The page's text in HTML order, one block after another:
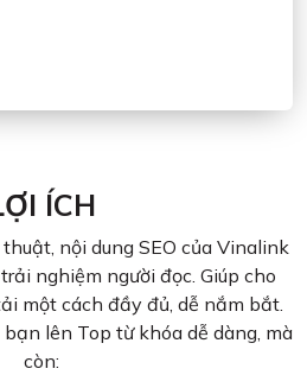
ÍCH
nội dung SEO của Vinalink
nghiệm người đọc. Giúp cho
một cách đầy đủ, dễ nắm bắt.
lên Top từ khóa dễ dàng, mà
còn: